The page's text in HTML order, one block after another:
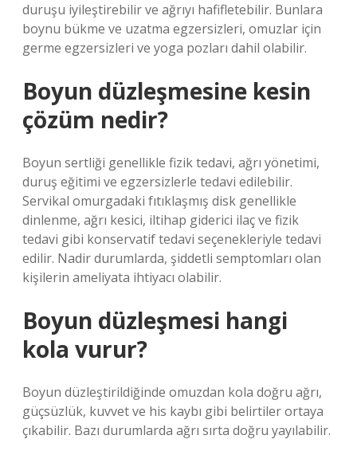
duruşu iyileştirebilir ve ağrıyı hafifletebilir. Bunlara
boynu bükme ve uzatma egzersizleri, omuzlar için
germe egzersizleri ve yoga pozları dahil olabilir.
Boyun düzleşmesine kesin
çözüm nedir?
Boyun sertliği genellikle fizik tedavi, ağrı yönetimi,
duruş eğitimi ve egzersizlerle tedavi edilebilir.
Servikal omurgadaki fıtıklaşmış disk genellikle
dinlenme, ağrı kesici, iltihap giderici ilaç ve fizik
tedavi gibi konservatif tedavi seçenekleriyle tedavi
edilir. Nadir durumlarda, şiddetli semptomları olan
kişilerin ameliyata ihtiyacı olabilir.
Boyun düzleşmesi hangi
kola vurur?
Boyun düzleştirildiğinde omuzdan kola doğru ağrı,
güçsüzlük, kuvvet ve his kaybı gibi belirtiler ortaya
çıkabilir. Bazı durumlarda ağrı sırta doğru yayılabilir.